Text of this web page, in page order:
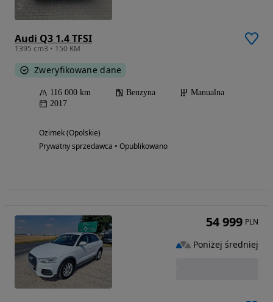
Audi Q3 1.4 TFSI
1395 cm3 • 150 KM
Zweryfikowane dane
116 000 km Benzyna
Manualna
2017
Ozimek (Opolskie)
Prywatny sprzedawca • Opublikowano
54 999 PLN
Poniżej średniej